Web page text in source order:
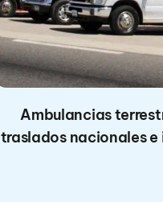
Ambulancias
traslados nacionales